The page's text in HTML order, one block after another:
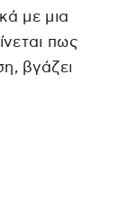
με μια
πως
βγάζει